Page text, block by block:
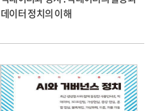
데이터 정치의 이해